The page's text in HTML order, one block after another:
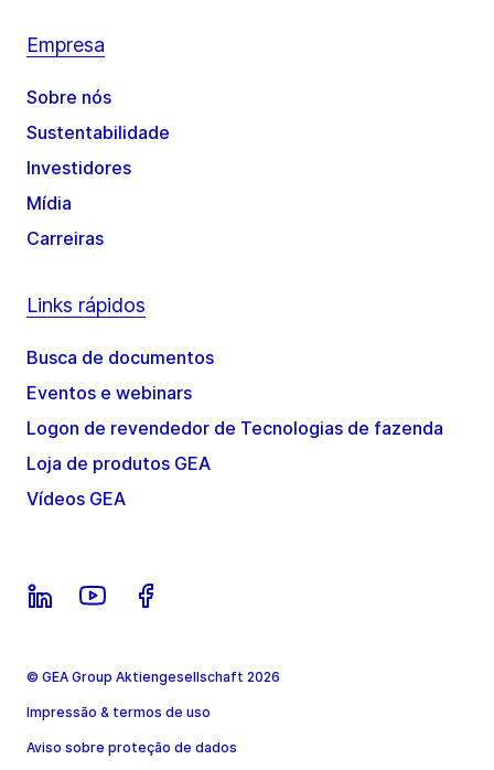
Empresa
Sobre nós
Sustentabilidade
Investidores
Mídia
Carreiras
Links rápidos
Busca de documentos
Eventos e webinars
Logon de revendedor de Tecnologias de fazenda
Loja de produtos GEA
Vídeos GEA
© GEA Group Aktiengesellschaft 2026
Impressão & termos de uso
Aviso sobre proteção de dados